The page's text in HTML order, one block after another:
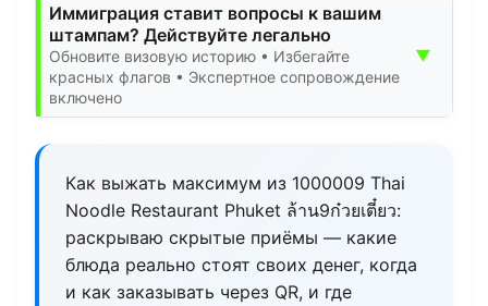
Иммиграция ставит вопросы к вашим
штампам? Действуйте легально
Обновите визовую историю • Избегайте
красных флагов • Экспертное сопровождение
включено
▼
Как выжать максимум из 1000009 Thai
Noodle Restaurant Phuket ล้าน9ก๋วยเตี๋ยว:
раскрываю скрытые приёмы — какие
блюда реально стоят своих денег, когда
и как заказывать через QR, и где